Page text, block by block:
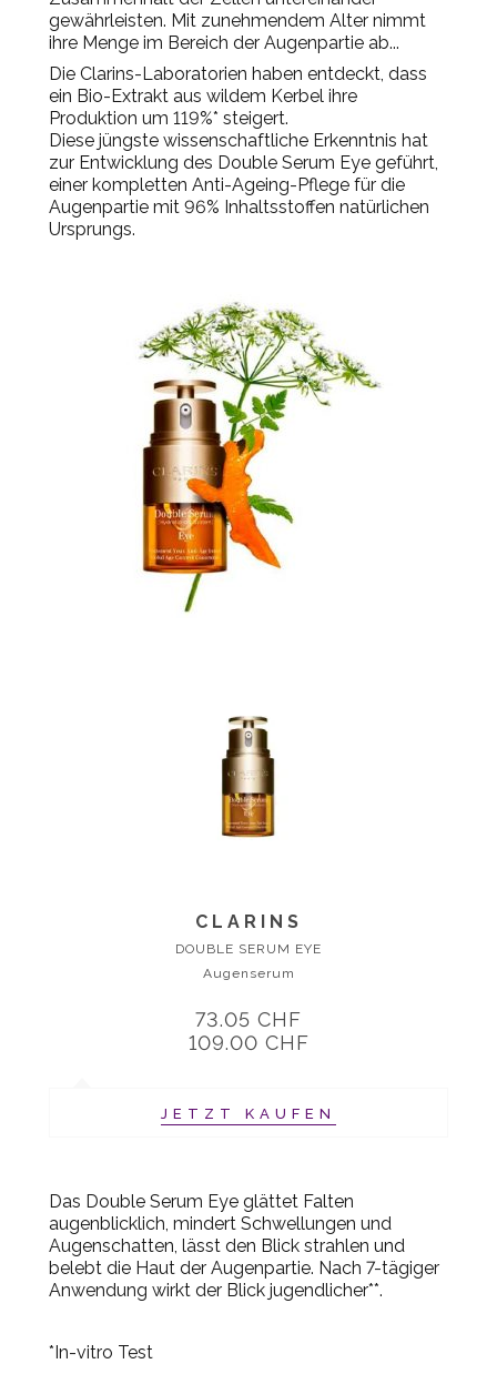
gewährleisten. Mit zunehmendem Alter nimmt
ihre Menge im Bereich der Augenpartie ab...
Die Clarins-Laboratorien haben entdeckt, dass
ein Bio-Extrakt aus wildem Kerbel ihre
Produktion um 119%* steigert.
Diese jüngste wissenschaftliche Erkenntnis hat
zur Entwicklung des Double Serum Eye geführt,
einer kompletten Anti-Ageing-Pflege für die
Augenpartie mit 96% Inhaltsstoffen natürlichen
Ursprungs.
CLARINS
DOUBLE SERUM EYE
Augenserum
73.05 CHF
109.00 CHF
JETZT KAUFEN
Das Double Serum Eye glättet Falten
augenblicklich, mindert Schwellungen und
Augenschatten, lässt den Blick strahlen und
belebt die Haut der Augenpartie. Nach 7-tägiger
Anwendung wirkt der Blick jugendlicher**.
* In-vitro Test